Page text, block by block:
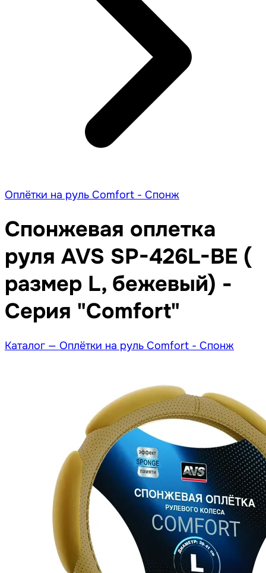
Оплётки на руль Comfort - Спонж
Спонжевая оплетка
руля AVS SP-426L-BE (
размер L, бежевый) -
Серия "Comfort"
Каталог — Оплётки на руль Comfort - Спонж